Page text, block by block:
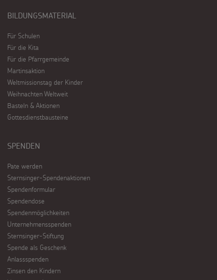
BILDUNGSMATERIAL
Für Schulen
Für die Kita
Für die Pfarrgemeinde
Martinsaktion
Weltmissionstag der Kinder
Weihnachten Weltweit
Basteln & Aktionen
Gottesdienstbausteine
SPENDEN
Pate werden
Sternsinger-Spendenaktionen
Spendenformular
Spendendose
Spendenmöglichkeiten
Unternehmensspenden
Sternsinger-Stiftung
Spende als Geschenk
Anlassspenden
Zinsen den Kindern